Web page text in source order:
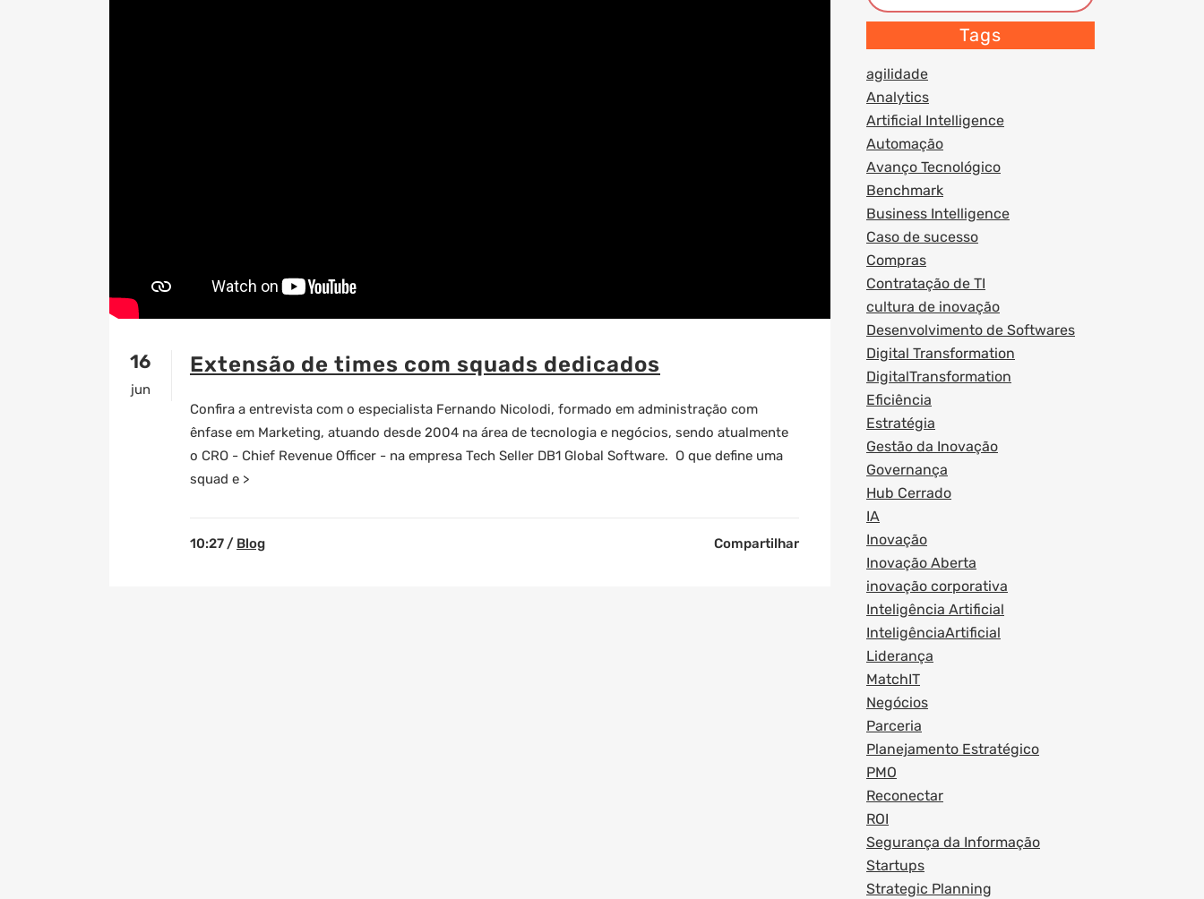
16
jun
Extensão de times com squads dedicados
Confira a entrevista com o especialista Fernando Nicolodi, formado em administração com
ênfase em Marketing, atuando desde 2004 na área de tecnologia e negócios, sendo atualmente
o CRO - Chief Revenue Officer - na empresa Tech Seller DB1 Global Software. O que define uma
squad e >
10:27 / Blog Compartilhar
Tags
agilidade
Analytics
Artificial Intelligence
Automação
Avanço Tecnológico
Benchmark
Business Intelligence
Caso de sucesso
Compras
Contratação de TI
cultura de inovação
Desenvolvimento de Softwares
Digital Transformation
DigitalTransformation
Eficiência
Estratégia
Gestão da Inovação
Governança
Hub Cerrado
IA
Inovação
Inovação Aberta
inovação corporativa
Inteligência Artificial
InteligênciaArtificial
Liderança
MatchIT
Negócios
Parceria
Planejamento Estratégico
PMO
Reconectar
ROI
Segurança da Informação
Startups
Strategic Planning